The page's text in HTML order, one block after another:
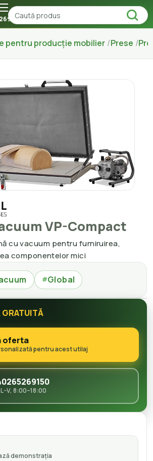
pentru producție mobilier Prese
VP-Compact
cu vacuum pentru furniruirea,
componentelor mici
#Global
GRATUITĂ
oferta
pentru acest utilaj
8:00–18:00
demonstrația